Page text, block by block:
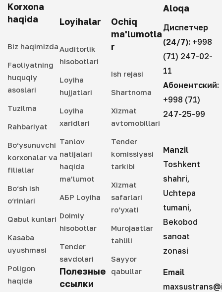
Korxona
haqida
Biz haqimizda
Faoliyatning
huquqiy
asoslari
Tuzilma
Rahbariyat
Bo‘ysunuvchi
korxonalar va
filiallar
Bo‘sh ish
o‘rinlari
Qabul kunlari
Kasaba
uyushmasi
Poligon
haqida
Loyihalar
Auditorlik
hisobotlari
Loyiha
hujjatlari
Loyiha
xaridlari
Tanlov
natijalari
haqida
ma’lumot
АБР Loyiha
Doimiy
hisobotlar
Tender
savdolari
Полезные
ссылки
Ochiq
ma'lumotla
r
Ish rejasi
Shartnoma
Xizmat
avtomobillari
Tender
komissiyasi
tarkibi
Xizmat
safarlari
ro‘yxati
Murojaatlar
tahlili
Sayyor
qabullar
Aloqa
Диспетчер
(24/7): +998
(71) 247-02-
11
Абонентский:
+998 (71)
247-25-99
Manzil
Toshkent
shahri,
Uchtepa
tumani,
Bekobod
sanoat
zonasi
Email